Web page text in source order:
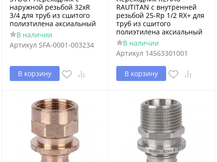
наружной резьбой 32xR
3/4 для труб из сшитого
полиэтилена аксиальный
В наличии
Артикул SFA-0001-003234
В корзину
RAUTITAN с внутренней
резьбой 25-Rp 1/2 RX+ для
труб из сшитого
полиэтилена аксиальный
В наличии
Артикул 14563301001
В корзину